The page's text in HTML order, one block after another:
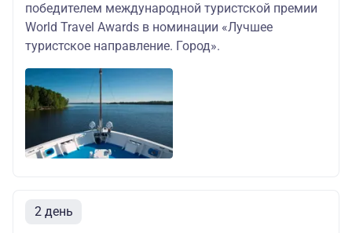
победителем международной туристской премии
World Travel Awards в номинации «Лучшее
туристское направление. Город».
2 день